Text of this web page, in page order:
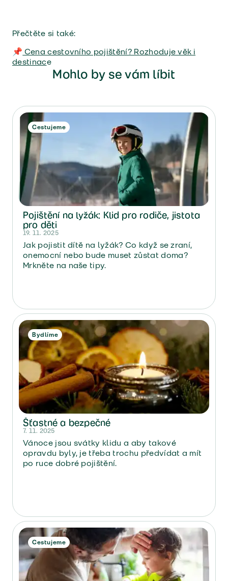
Přečtěte si také:
📌 Cena cestovního pojištění? Rozhoduje věk i
destinace
Mohlo by se vám líbit
Cestujeme
Pojištění na lyžák: Klid pro rodiče, jistota
pro děti
19. 11. 2025
Jak pojistit dítě na lyžák? Co když se zraní,
onemocní nebo bude muset zůstat doma?
Mrkněte na naše tipy.
Bydlíme
Šťastné a bezpečné
7. 11. 2025
Vánoce jsou svátky klidu a aby takové
opravdu byly, je třeba trochu předvídat a mít
po ruce dobré pojištění.
Cestujeme